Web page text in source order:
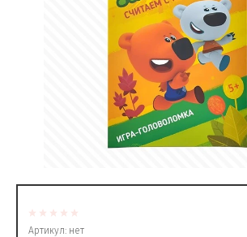
Артикул: нет